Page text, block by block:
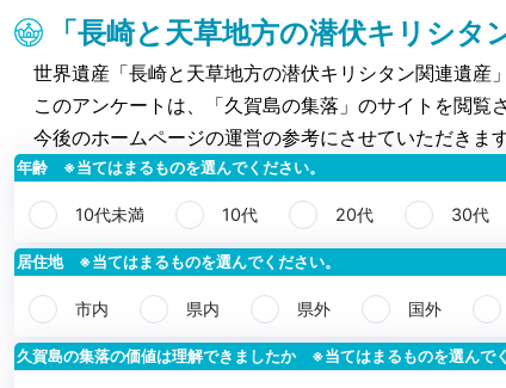
「長崎と天草地方の潜伏キリシタ
世界遺産「長崎と天草地方の潜伏キリシタン関連遺産
このアンケートは、「久賀島の集落」のサイトを閲覧
今後のホームページの運営の参考にさせていただきま
年齢 ※当てはまるものを選んでください。
10代未満 10代 20代 30代
居住地 ※当てはまるものを選んでください。
市内 県内 県外 国外
久賀島の集落の価値は理解できましたか ※当てはまるものを選んでく